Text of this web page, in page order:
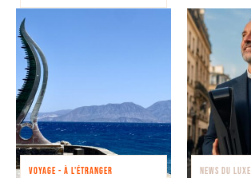
VOYAGE - À L'ÉTRANGER
NEWS DU LUXE